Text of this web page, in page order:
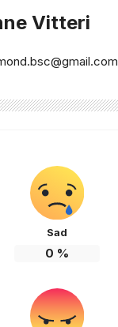
Vitteri
Sad
0 %